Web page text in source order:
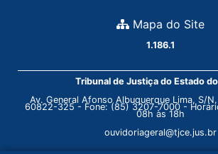
Mapa do Site
1.186.1
Tribunal de Justiça do Estado
Av. General Afonso Albuquerque Lima, S/
60822-325 - Fone: (85) 3207-7000 -
08h às 18h
ouvidoriageral@tjce.jus.br